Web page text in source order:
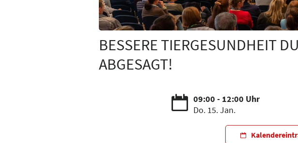
BESSERE TIERGESUNDHEIT
ABGESAGT!
09:00 - 12:00 Uhr
Do. 15. Jan.